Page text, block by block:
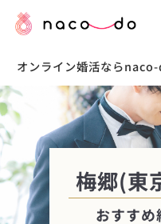
オンライン婚活なら
梅郷(東
おすすめ